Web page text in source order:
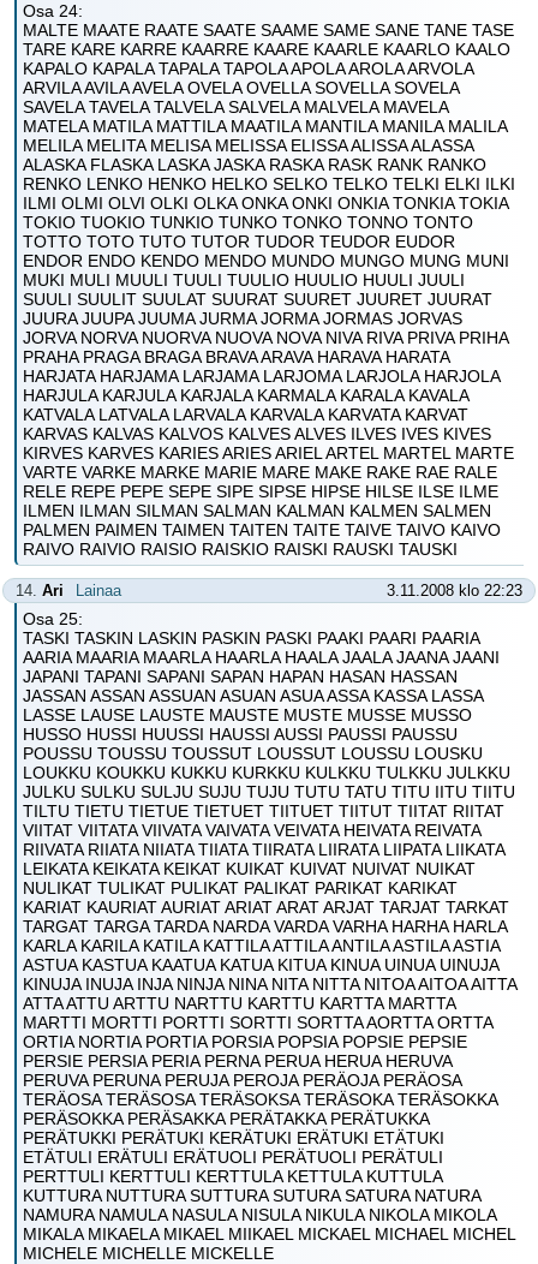
Osa 24:
MALTE MAATE RAATE SAATE SAAME SAME SANE TANE TASE
TARE KARE KARRE KAARRE KAARE KAARLE KAARLO KAALO
KAPALO KAPALA TAPALA TAPOLA APOLA AROLA ARVOLA
ARVILA AVILA AVELA OVELA OVELLA SOVELLA SOVELA
SAVELA TAVELA TALVELA SALVELA MALVELA MAVELA
MATELA MATILA MATTILA MAATILA MANTILA MANILA MALILA
MELILA MELITA MELISA MELISSA ELISSA ALISSA ALASSA
ALASKA FLASKA LASKA JASKA RASKA RASK RANK RANKO
RENKO LENKO HENKO HELKO SELKO TELKO TELKI ELKI ILKI
ILMI OLMI OLVI OLKI OLKA ONKA ONKI ONKIA TONKIA TOKIA
TOKIO TUOKIO TUNKIO TUNKO TONKO TONNO TONTO
TOTTO TOTO TUTO TUTOR TUDOR TEUDOR EUDOR
ENDOR ENDO KENDO MENDO MUNDO MUNGO MUNG MUNI
MUKI MULI MUULI TUULI TUULIO HUULIO HUULI JUULI
SUULI SUULIT SUULAT SUURAT SUURET JUURET JUURAT
JUURA JUUPA JUUMA JURMA JORMA JORMAS JORVAS
JORVA NORVA NUORVA NUOVA NOVA NIVA RIVA PRIVA PRIHA
PRAHA PRAGA BRAGA BRAVA ARAVA HARAVA HARATA
HARJATA HARJAMA LARJAMA LARJOMA LARJOLA HARJOLA
HARJULA KARJULA KARJALA KARMALA KARALA KAVALA
KATVALA LATVALA LARVALA KARVALA KARVATA KARVAT
KARVAS KALVAS KALVOS KALVES ALVES ILVES IVES KIVES
KIRVES KARVES KARIES ARIES ARIEL ARTEL MARTEL MARTE
VARTE VARKE MARKE MARIE MARE MAKE RAKE RAE RALE
RELE REPE PEPE SEPE SIPE SIPSE HIPSE HILSE ILSE ILME
ILMEN ILMAN SILMAN SALMAN KALMAN KALMEN SALMEN
PALMEN PAIMEN TAIMEN TAITEN TAITE TAIVE TAIVO KAIVO
RAIVO RAIVIO RAISIO RAISKIO RAISKI RAUSKI TAUSKI
14. Ari Lainaa 3.11.2008 klo 22:23
Osa 25:
TASKI TASKIN LASKIN PASKIN PASKI PAAKI PAARI PAARIA
AARIA MAARIA MAARLA HAARLA HAALA JAALA JAANA JAANI
JAPANI TAPANI SAPANI SAPAN HAPAN HASAN HASSAN
JASSAN ASSAN ASSUAN ASUAN ASUA ASSA KASSA LASSA
LASSE LAUSE LAUSTE MAUSTE MUSTE MUSSE MUSSO
HUSSO HUSSI HUUSSI HAUSSI AUSSI PAUSSI PAUSSU
POUSSU TOUSSU TOUSSUT LOUSSUT LOUSSU LOUSKU
LOUKKU KOUKKU KUKKU KURKKU KULKKU TULKKU JULKKU
JULKU SULKU SULJU SUJU TUJU TUTU TATU TITU IITU TIITU
TILTU TIETU TIETUE TIETUET TIITUET TIITUT TIITAT RIITAT
VIITAT VIITATA VIIVATA VAIVATA VEIVATA HEIVATA REIVATA
RIIVATA RIIATA NIIATA TIIATA TIIRATA LIIRATA LIIPATA LIIKATA
LEIKATA KEIKATA KEIKAT KUIKAT KUIVAT NUIVAT NUIKAT
NULIKAT TULIKAT PULIKAT PALIKAT PARIKAT KARIKAT
KARIAT KAURIAT AURIAT ARIAT ARAT ARJAT TARJAT TARKAT
TARGAT TARGA TARDA NARDA VARDA VARHA HARHA HARLA
KARLA KARILA KATILA KATTILA ATTILA ANTILA ASTILA ASTIA
ASTUA KASTUA KAATUA KATUA KITUA KINUA UINUA UINUJA
KINUJA INUJA INJA NINJA NINA NITA NITTA NITOA AITOA AITTA
ATTA ATTU ARTTU NARTTU KARTTU KARTTA MARTTA
MARTTI MORTTI PORTTI SORTTI SORTTA AORTTA ORTTA
ORTIA NORTIA PORTIA PORSIA POPSIA POPSIE PEPSIE
PERSIE PERSIA PERIA PERNA PERUA HERUA HERUVA
PERUVA PERUNA PERUJA PEROJA PERÄOJA PERÄOSA
TERÄOSA TERÄSOSA TERÄSOKSA TERÄSOKA TERÄSOKKA
PERÄSOKKA PERÄSAKKA PERÄTAKKA PERÄTUKKA
PERÄTUKKI PERÄTUKI KERÄTUKI ERÄTUKI ETÄTUKI
ETÄTULI ERÄTULI ERÄTUOLI PERÄTUOLI PERÄTULI
PERTTULI KERTTULI KERTTULA KETTULA KUTTULA
KUTTURA NUTTURA SUTTURA SUTURA SATURA NATURA
NAMURA NAMULA NASULA NISULA NIKULA NIKOLA MIKOLA
MIKALA MIKAELA MIKAEL MIIKAEL MICKAEL MICHAEL MICHEL
MICHELE MICHELLE MICKELLE